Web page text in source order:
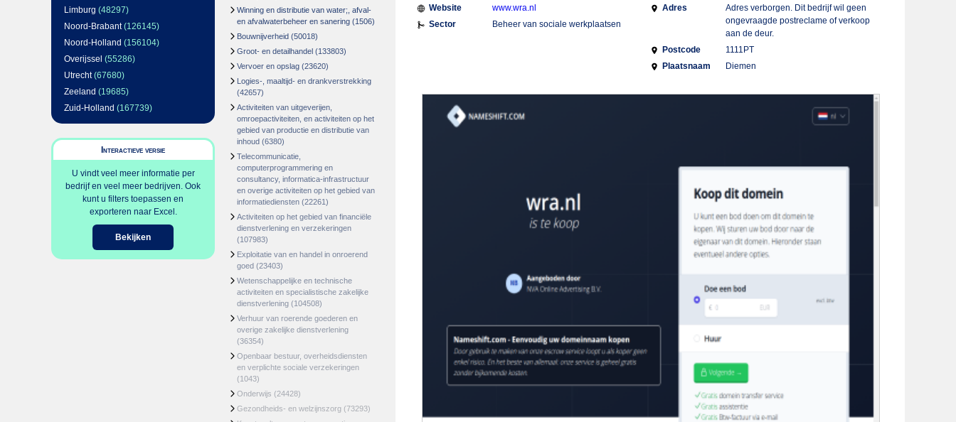
Limburg (48297)
Noord-Brabant(126145)
Noord-Holland (156104)
Overijssel (55286)
Utrecht(67680)
Zeeland (19685)
Zuid-Holland (167739)
Interactieve versie
U vindt veel meer informatie per
bedrijf en veel meer bedrijven. Ook
kunt u filters toepassen en
exporteren naar Excel.
Bekijken
Winning en distributie van water;, afval-
en afvalwaterbeheer en sanering (1506)
Bouwnijverheid (50018)
Groot- en detailhandel (133803)
Vervoer en opslag (23620)
Logies-, maaltijd- en drankverstrekking
(42657)
Activiteiten van uitgeverijen,
omroepactiviteiten, en activiteiten op het
gebied van productie en distributie van
inhoud (6380)
Telecommunicatie,
computerprogrammering en
consultancy, informatica-infrastructuur
en overige activiteiten op het gebied van
informatiediensten (22261)
Activiteiten op het gebied van financiële
dienstverlening en verzekeringen
(107983)
Exploitatie van en handel in onroerend
goed (23403)
Wetenschappelijke en technische
activiteiten en specialistische zakelijke
dienstverlening (104508)
Verhuur van roerende goederen en
overige zakelijke dienstverlening
(36354)
Openbaar bestuur, overheidsdiensten
en verplichte sociale verzekeringen
(1043)
Onderwijs (24428)
Gezondheids- en welzijnszorg (73293)
Website
www.wra.nl
Sector
Beheer van sociale werkplaatsen
Adres
Adres verborgen. Dit bedrijf wil geen
ongevraagde postreclame of verkoop
aan de deur.
Postcode
1111PT
Plaatsnaam
Diemen